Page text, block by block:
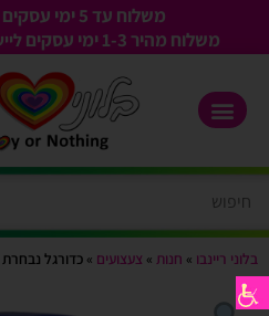
משלוח עד 5 ימי עסקים לרוב חלקי הארץ!
משלוח מהיר 1-3
ימי עסקים
בלוני ריינבו » חנות » צעצועים » כדורגל נבחרת